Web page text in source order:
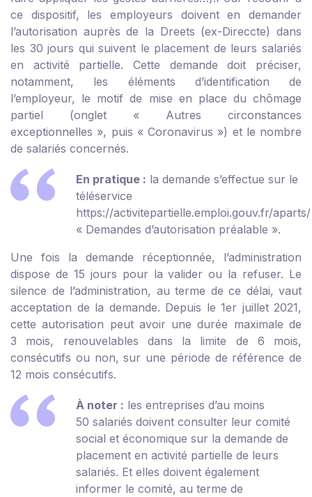
ce dispositif, les employeurs doivent en demander
l’autorisation auprès de la Dreets (ex-Direccte) dans
les 30 jours qui suivent le placement de leurs salariés
en activité partielle. Cette demande doit préciser,
notamment, les éléments d’identification de
l’employeur, le motif de mise en place du chômage
partiel (onglet « Autres circonstances
exceptionnelles », puis « Coronavirus ») et le nombre
de salariés concernés.
En pratique : la demande s’effectue sur le
téléservice
https://activitepartielle.emploi.gouv.fr/aparts/
« Demandes d’autorisation préalable ».
Une fois la demande réceptionnée, l’administration
dispose de 15 jours pour la valider ou la refuser. Le
silence de l’administration, au terme de ce délai, vaut
acceptation de la demande. Depuis le 1er juillet 2021,
cette autorisation peut avoir une durée maximale de
3 mois, renouvelables dans la limite de 6 mois,
consécutifs ou non, sur une période de référence de
12 mois consécutifs.
À noter : les entreprises d’au moins
50 salariés doivent consulter leur comité
social et économique sur la demande de
placement en activité partielle de leurs
salariés. Et elles doivent également
informer le comité, au terme de